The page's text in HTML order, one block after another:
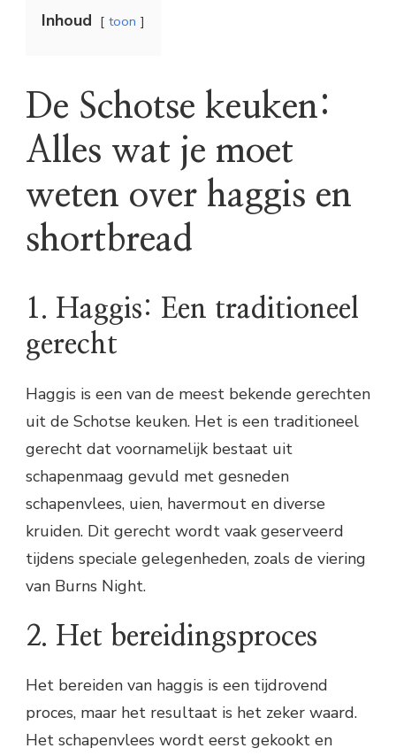
Inhoud toon
De Schotse keuken:
Alles wat je moet
weten over haggis en
shortbread
1. Haggis: Een traditioneel
gerecht
Haggis is een van de meest bekende gerechten
uit de Schotse keuken. Het is een traditioneel
gerecht dat voornamelijk bestaat uit
schapenmaag gevuld met gesneden
schapenvlees, uien, havermout en diverse
kruiden. Dit gerecht wordt vaak geserveerd
tijdens speciale gelegenheden, zoals de viering
van Burns Night.
2. Het bereidingsproces
Het bereiden van haggis is een tijdrovend
proces, maar het resultaat is het zeker waard.
Het schapenvlees wordt eerst gekookt en